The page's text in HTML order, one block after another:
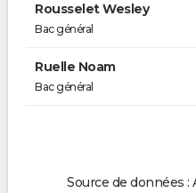
Rousselet Wesley
Bac général
Ruelle Noam
Bac général
Source de données